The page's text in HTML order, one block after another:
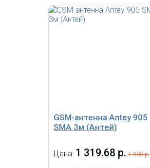
GSM-антенна Antey 905
SMA 3м (Антей)
Цена: 1 319.68 р. 1 900 р.